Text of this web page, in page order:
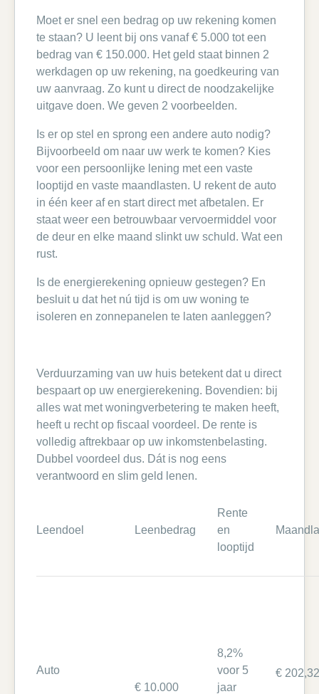
Moet er snel een bedrag op uw rekening komen
te staan? U leent bij ons vanaf € 5.000 tot een
bedrag van € 150.000. Het geld staat binnen 2
werkdagen op uw rekening, na goedkeuring van
uw aanvraag. Zo kunt u direct de noodzakelijke
uitgave doen. We geven 2 voorbeelden.
Is er op stel en sprong een andere auto nodig?
Bijvoorbeeld om naar uw werk te komen? Kies
voor een persoonlijke lening met een vaste
looptijd en vaste maandlasten. U rekent de auto
in één keer af en start direct met afbetalen. Er
staat weer een betrouwbaar vervoermiddel voor
de deur en elke maand slinkt uw schuld. Wat een
rust.
Is de energierekening opnieuw gestegen? En
besluit u dat het nú tijd is om uw woning te
isoleren en zonnepanelen te laten aanleggen?
Verduurzaming van uw huis betekent dat u direct
bespaart op uw energierekening. Bovendien: bij
alles wat met woningverbetering te maken heeft,
heeft u recht op fiscaal voordeel. De rente is
volledig aftrekbaar op uw inkomstenbelasting.
Dubbel voordeel dus. Dát is nog eens
verantwoord en slim geld lenen.
Leendoel Leenbedrag
Rente
en
looptijd
Auto
€ 10.000
8,2%
voor 5
jaar
€ 202,32